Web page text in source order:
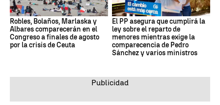
Robles, Bolaños, Marlaska y
Albares comparecerán en el
Congreso a finales de agosto
por la crisis de Ceuta
El PP asegura que cumplirá la
ley sobre el reparto de
menores mientras exige la
comparecencia de Pedro
Sánchez y varios ministros